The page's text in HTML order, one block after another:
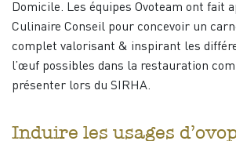
Domicile. Les équipes Ovoteam ont fait
Culinaire Conseil pour concevoir un
complet valorisant & inspirant les
l’œuf possibles dans la restauration
présenter lors du SIRHA.
Induire les usages